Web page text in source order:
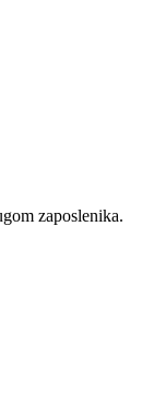
zaposlenika.